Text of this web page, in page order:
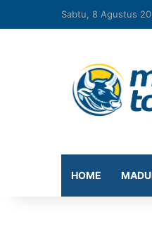
Sabtu, 8 Agustus
HOME